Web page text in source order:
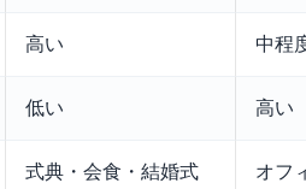
高い 中程
低い 高い
式典・会食・結婚式 オフ